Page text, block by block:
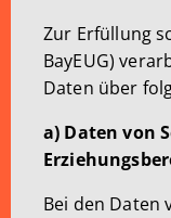
Zur Erfüllung
BayEUG)
Daten über
a) Daten von
Bei den Daten